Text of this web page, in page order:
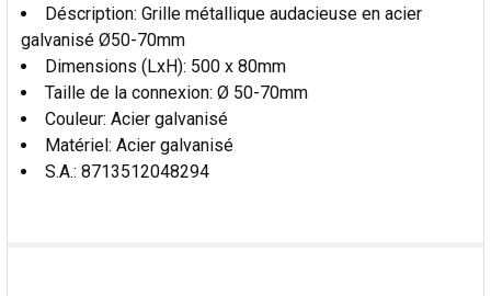
Déscription: Grille métallique audacieuse en acier
galvanisé Ø50-70mm
Dimensions (LxH): 500 x 80mm
Taille de la connexion: Ø 50-70mm
Couleur: Acier galvanisé
Matériel: Acier galvanisé
S.A.: 8713512048294